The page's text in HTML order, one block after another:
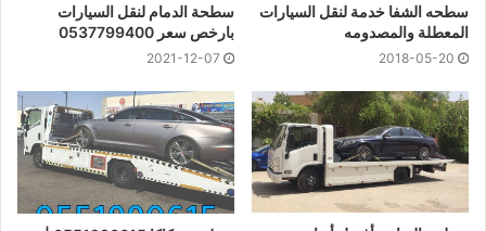
سطحه الشفا خدمة لنقل السيارات
المعطلة والمصدومه
2018-05-20
سطحة الدمام لنقل السيارات
بارخص سعر 0537799400
2021-12-07